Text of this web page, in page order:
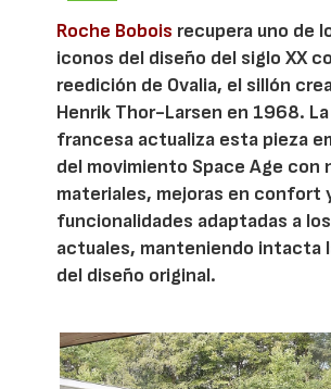
Roche Bobois recupera uno de
iconos del diseño del siglo XX
reedición de Ovalia, el sillón
Henrik Thor-Larsen en 1968.
francesa actualiza esta pieza
del movimiento Space Age con
materiales, mejoras en confort
funcionalidades adaptadas a
actuales, manteniendo intacta
del diseño original.